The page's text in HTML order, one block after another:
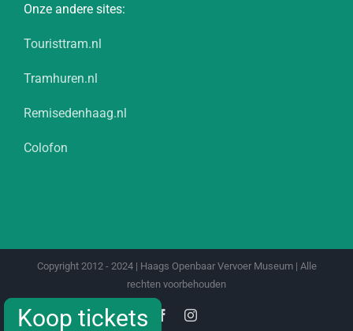
Onze andere sites:
Touristtram.nl
Tramhuren.nl
Remisedenhaag.nl
Colofon
Copyright 2012 - 2024 | Haags Openbaar Vervoer Museum | Alle
rechten voorbehouden
FacebookInstagram
Koop tickets
Koop tickets